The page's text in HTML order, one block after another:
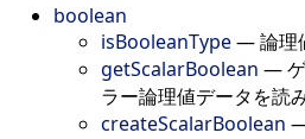
boolean
isBooleanType—論理
getScalarBoolean —
ラー論理値データを読
createScalarBoolean